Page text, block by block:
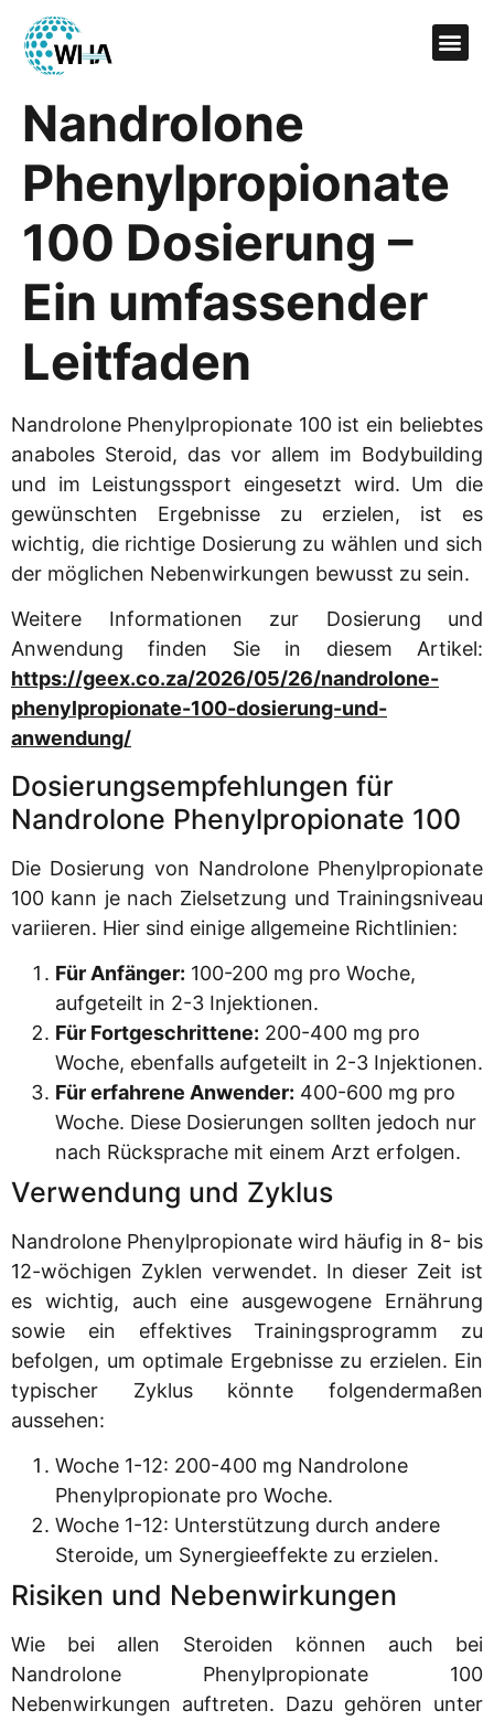
Nandrolone
Phenylpropionate
100 Dosierung –
Ein umfassender
Leitfaden
Nandrolone Phenylpropionate 100 ist ein beliebtes
anaboles Steroid, das vor allem im Bodybuilding
und im Leistungssport eingesetzt wird. Um die
gewünschten Ergebnisse zu erzielen, ist es
wichtig, die richtige Dosierung zu wählen und sich
der möglichen Nebenwirkungen bewusst zu sein.
Weitere Informationen zur Dosierung und
Anwendung finden Sie in diesem Artikel:
https://geex.co.za/2026/05/26/nandrolone-
phenylpropionate-100-dosierung-und-
anwendung/
Dosierungsempfehlungen für
Nandrolone Phenylpropionate 100
Die Dosierung von Nandrolone Phenylpropionate
100 kann je nach Zielsetzung und Trainingsniveau
variieren. Hier sind einige allgemeine Richtlinien:
Für Anfänger: 100-200 mg pro Woche,
aufgeteilt in 2-3 Injektionen.
Für Fortgeschrittene: 200-400 mg pro
Woche, ebenfalls aufgeteilt in 2-3 Injektionen.
Für erfahrene Anwender: 400-600 mg pro
Woche. Diese Dosierungen sollten jedoch nur
nach Rücksprache mit einem Arzt erfolgen.
Verwendung und Zyklus
Nandrolone Phenylpropionate wird häufig in 8- bis
12-wöchigen Zyklen verwendet. In dieser Zeit ist
es wichtig, auch eine ausgewogene Ernährung
sowie ein effektives Trainingsprogramm zu
befolgen, um optimale Ergebnisse zu erzielen. Ein
typischer Zyklus könnte folgendermaßen
aussehen:
Woche 1-12: 200-400 mg Nandrolone
Phenylpropionate pro Woche.
Woche 1-12: Unterstützung durch andere
Steroide, um Synergieeffekte zu erzielen.
Risiken und Nebenwirkungen
Wie bei allen Steroiden können auch bei
Nandrolone Phenylpropionate 100
Nebenwirkungen auftreten. Dazu gehören unter